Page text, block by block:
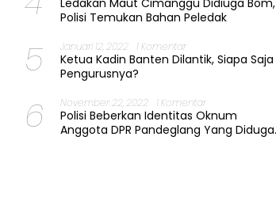
Polisi Temukan Bahan Peledak
5 Januari 12, 2022 1 Komentar
Ketua Kadin Banten Dilantik, Siapa Saja
Pengurusnya?
6 November 22, 2022 1 Komentar
Polisi Beberkan Identitas Oknum
Anggota DPR Pandeglang Yang Diduga